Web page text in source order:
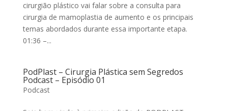
cirurgião plástico vai falar sobre a consulta para
cirurgia de mamoplastia de aumento e os principais
temas abordados durante essa importante etapa.
01:36 –...
PodPlast – Cirurgia Plástica sem Segredos
Podcast – Episódio 01
Podcast